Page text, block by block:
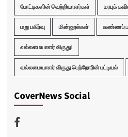
போட்டிகளின் வெற்றியாளர்கள் மரபுக்
மறு பகிர்வு மின்னூல்கள் வண்ணப்
வல்லமையாளர் விருது!
வல்லமையாளர் விருது பெற்றோரின் பட்டியல்
CoverNews Social
Facebook